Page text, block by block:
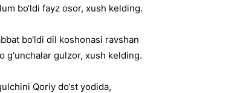
bo‘ldi fayz osor, xush kelding.
bo‘ldi dil koshonasi ravshan
g‘unchalar gulzor, xush kelding.
Qoriy do‘st yodida,